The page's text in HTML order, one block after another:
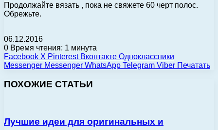
Продолжайте вязать , пока не свяжете 60 черт полос.
Обрежьте.
06.12.2016
0 Время чтения: 1 минута
Facebook X Pinterest Вконтакте Одноклассники
Messenger Messenger WhatsApp Telegram Viber Печатать
ПОХОЖИЕ СТАТЬИ
Лучшие идеи для оригинальных и